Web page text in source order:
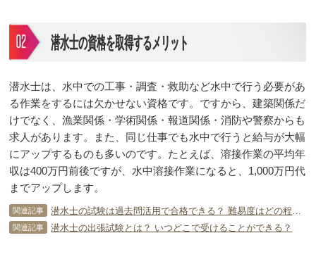
潜水士の資格を取得するメリット
潜水士は、水中での工事・調査・救助など水中で行う必要があ
る作業をするには欠かせない資格です。ですから、建築関係だ
けでなく、漁業関係・学術関係・報道関係・消防や警察からも
求人があります。また、同じ仕事でも水中で行うと給与が大幅
にアップするものも多いのです。たとえば、溶接作業の平均年
収は400万円前後ですが、水中溶接作業になると、1,000万円代
までアップします。
関連記事
関連記事 潜水士の出張試験とは？ いつどこで受けることができる？